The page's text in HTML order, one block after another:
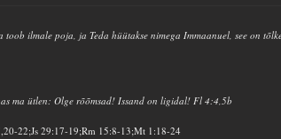
toob ilmale poja, ja Teda hüütakse nimega Immaanuel, see on
ma ütlen: Olge rõõmsad! Issand on ligidal! Fl 4:4,5b
22;Js 29:17-19;Rm 15:8-13;Mt 1:18-24